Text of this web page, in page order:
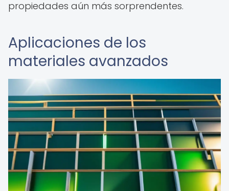
propiedades aún más sorprendentes.
Aplicaciones de los
materiales avanzados